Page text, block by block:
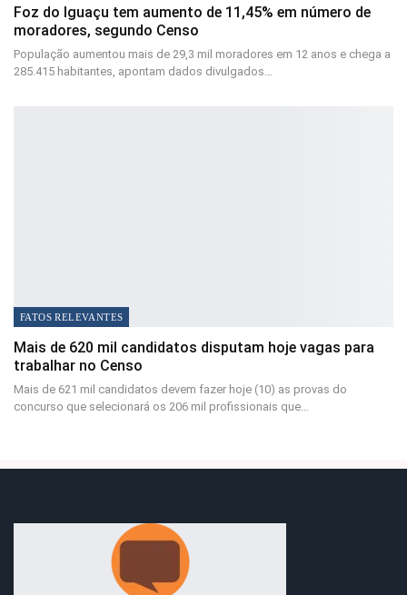
Foz do Iguaçu tem aumento de 11,45% em número de
moradores, segundo Censo
População aumentou mais de 29,3 mil moradores em 12 anos e chega a
285.415 habitantes, apontam dados divulgados…
FATOS RELEVANTES
Mais de 620 mil candidatos disputam hoje vagas para
trabalhar no Censo
Mais de 621 mil candidatos devem fazer hoje (10) as provas do
concurso que selecionará os 206 mil profissionais que…